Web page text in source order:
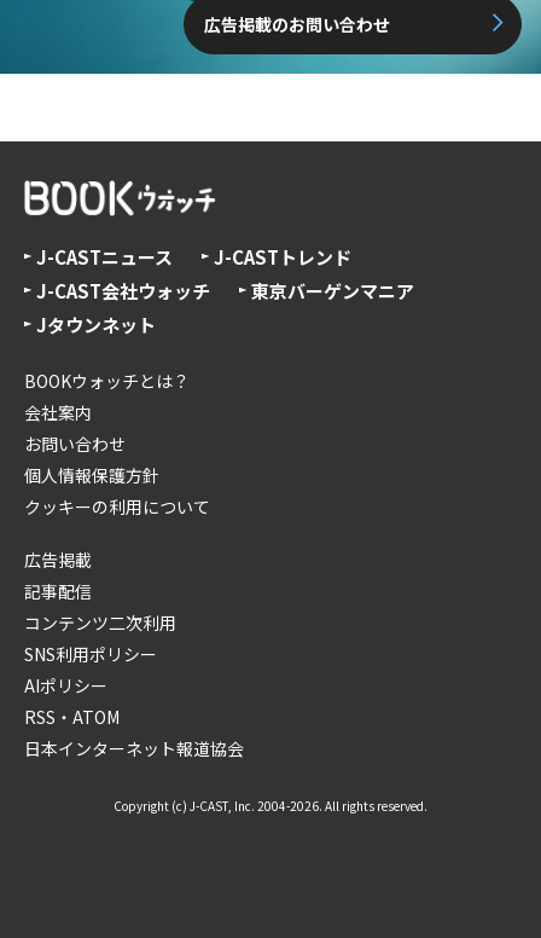
広告掲載のお問い合わせ
J-CASTニュース
J-CASTトレンド
J-CAST会社ウォッチ
東京バーゲンマニア
Jタウンネット
BOOKウォッチとは？
会社案内
お問い合わせ
個人情報保護方針
クッキーの利用について
広告掲載
記事配信
コンテンツ二次利用
SNS利用ポリシー
AIポリシー
RSS・ATOM
日本インターネット報道協会
Copyright (c) J-CAST, Inc. 2004-2026. All rights reserved.